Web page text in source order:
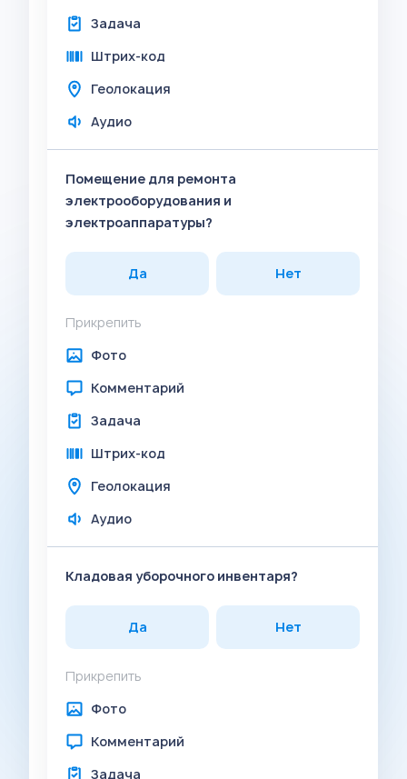
Задача
Штрих-код
Геолокация
Аудио
Помещение для ремонта
электрооборудования и
электроаппаратуры?
Да Нет
Прикрепить
Фото
Комментарий
Задача
Штрих-код
Геолокация
Аудио
Кладовая уборочного инвентаря?
Да Нет
Прикрепить
Фото
Комментарий
Задача